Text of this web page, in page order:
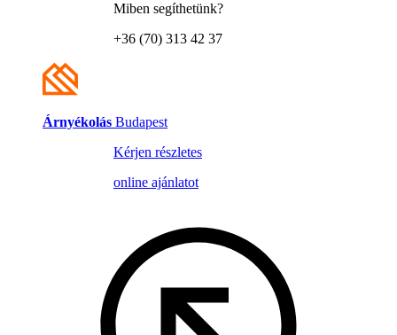
Miben segíthetünk?
+36 (70) 313 42 37
Árnyékolás Budapest
Kérjen részletes
online ajánlatot